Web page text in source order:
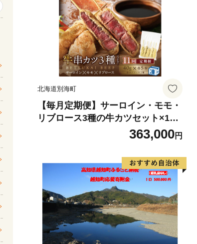
北海道別海町
【毎月定期便】サーロイン・モモ・
リブロース3種の牛カツセット×11
ヵ月【NDM110096】（串あげ処の
363,000円